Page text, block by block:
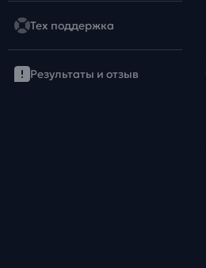
Тех поддержка
Результаты и отзыв